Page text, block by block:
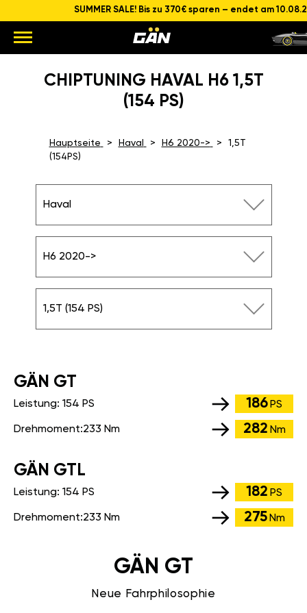
SUMMER SALE! Bis zu 370€ sparen – endet am
CHIPTUNING HAVAL H6 1,5T
(154 PS)
Hauptseite Haval H6 2020->
1,5T
(154PS)
Haval
H6 2020->
1,5T (154 PS)
GÄN GT
Leistung: 154 PS 186 PS
Drehmoment:233 Nm 282 Nm
GÄN GTL
Leistung: 154 PS 182 PS
Drehmoment:233 Nm 275 Nm
GÄN GT
Neue Fahrphilosophie